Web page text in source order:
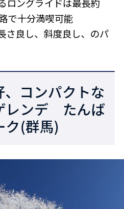
ロングライドは最長約
で十分満喫可能
さ良し、斜度良し、のパ
、コンパクトな
レンデ たんば
ク(群馬)